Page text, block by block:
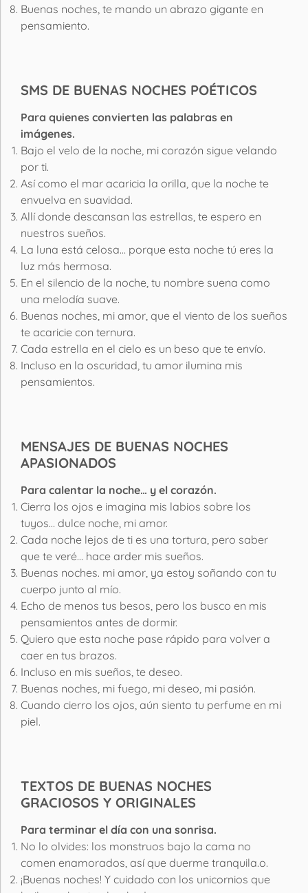
Buenas noches, te mando un abrazo gigante en
pensamiento.
SMS DE BUENAS NOCHES POÉTICOS
Para quienes convierten las palabras en
imágenes.
Bajo el velo de la noche, mi corazón sigue velando
por ti.
Así como el mar acaricia la orilla, que la noche te
envuelva en suavidad.
Allí donde descansan las estrellas, te espero en
nuestros sueños.
La luna está celosa… porque esta noche tú eres la
luz más hermosa.
En el silencio de la noche, tu nombre suena como
una melodía suave.
Buenas noches, mi amor, que el viento de los sueños
te acaricie con ternura.
Cada estrella en el cielo es un beso que te envío.
Incluso en la oscuridad, tu amor ilumina mis
pensamientos.
MENSAJES DE BUENAS NOCHES
APASIONADOS
Para calentar la noche… y el corazón.
Cierra los ojos e imagina mis labios sobre los
tuyos… dulce noche, mi amor.
Cada noche lejos de ti es una tortura, pero saber
que te veré… hace arder mis sueños.
Buenas noches. mi amor, ya estoy soñando con tu
cuerpo junto al mío.
Echo de menos tus besos, pero los busco en mis
pensamientos antes de dormir.
Quiero que esta noche pase rápido para volver a
caer en tus brazos.
Incluso en mis sueños, te deseo.
Buenas noches, mi fuego, mi deseo, mi pasión.
Cuando cierro los ojos, aún siento tu perfume en mi
piel.
TEXTOS DE BUENAS NOCHES
GRACIOSOS Y ORIGINALES
Para terminar el día con una sonrisa.
No lo olvides: los monstruos bajo la cama no
comen enamorados, así que duerme tranquila.o.
¡Buenas noches! Y cuidado con los unicornios que